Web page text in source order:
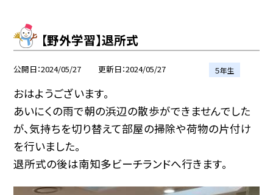
【野外学習】退所式
公開日 2024/05/27 更新日 2024/05/27 ５年生
おはようございます。
あいにくの雨で朝の浜辺の散歩ができませんでした
が、気持ちを切り替えて部屋の掃除や荷物の片付け
を行いました。
退所式の後は南知多ビーチランドへ行きます。